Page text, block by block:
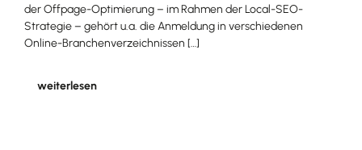
der Offpage-Optimierung – im Rahmen der Local-SEO-
Strategie – gehört u.a. die Anmeldung in verschiedenen
Online-Branchenverzeichnissen […]
weiterlesen